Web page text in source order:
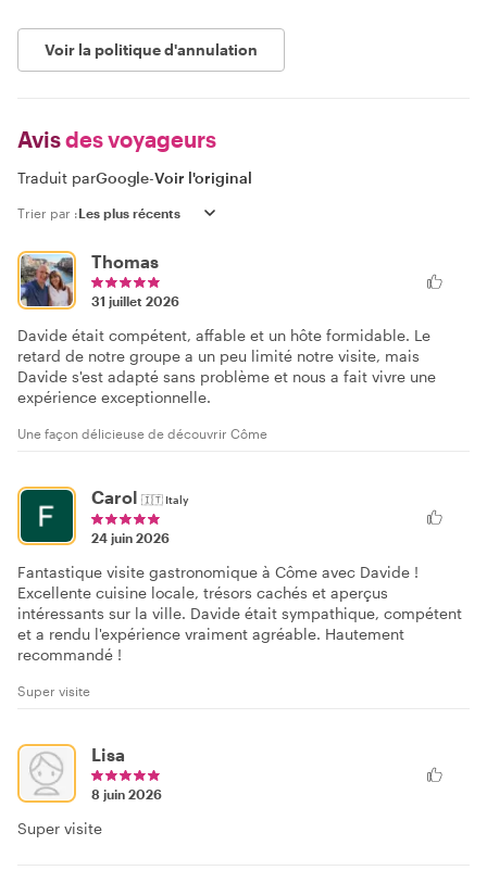
Voir la politique d'annulation
Avisdes voyageurs
Traduit parGoogle-Voir l'original
Trier par :
Thomas
31 juillet 2026
Davide était compétent, affable et un hôte formidable. Le
retard de notre groupe a un peu limité notre visite, mais
Davide s'est adapté sans problème et nous a fait vivre une
expérience exceptionnelle.
Une façon délicieuse de découvrir Côme
Carol 🇮🇹Italy
24 juin 2026
Fantastique visite gastronomique à Côme avec Davide !
Excellente cuisine locale, trésors cachés et aperçus
intéressants sur la ville. Davide était sympathique, compétent
et a rendu l'expérience vraiment agréable. Hautement
recommandé !
Super visite
Lisa
8 juin 2026
Super visite